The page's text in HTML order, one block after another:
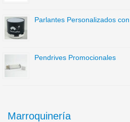
Parlantes Personalizados
Pendrives Promocionales
Marroquinería